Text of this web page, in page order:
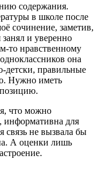
содержания.
в школе после
сочинение, заметив,
и уверенно
то нравственному
она
детски, правильные
Нужно иметь
позицию.
что можно
информативна для
связь не вызвала бы
А оценки лишь